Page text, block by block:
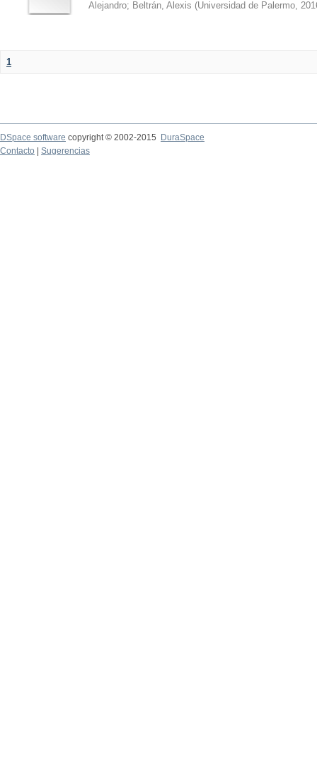
Alejandro; Beltrán, Alexis (Universidad de Palermo,
1
DSpace software copyright © 2002-2015
DuraSpace
Contacto
Sugerencias